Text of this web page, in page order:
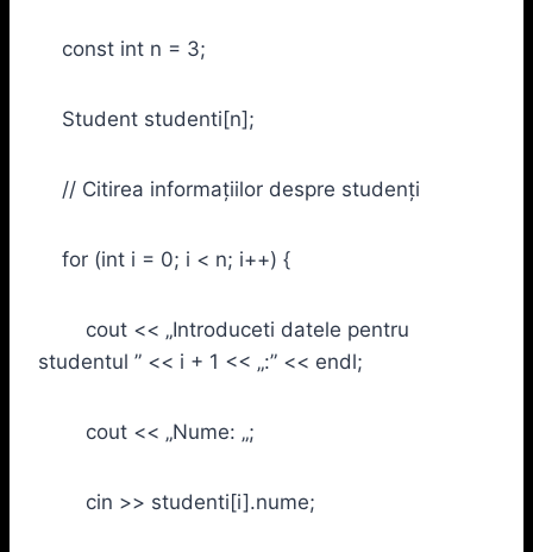
const int n = 3;
Student studenti[n];
// Citirea informațiilor despre studenți
for (int i = 0; i < n; i++) {
cout << „Introduceti datele pentru
studentul ” << i + 1 << „:” << endl;
cout << „Nume: „;
cin >> studenti[i].nume;